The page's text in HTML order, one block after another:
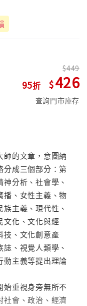
95
449
426
查詢門市庫存
師的文章，意圖納
分成三個部分：第
分析、社會學、
播、女性主義、物
主義、現代性、
文化、文化與經
技、文化創意產
、視覺人類學、
動主義等提出理論
重視身旁無所不
社會、政治、經濟